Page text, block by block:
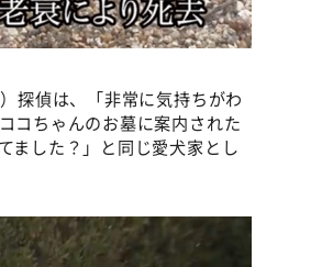
探偵は、「非常に気持ちがわ
コちゃんのお墓に案内された
ました？」と同じ愛犬家とし